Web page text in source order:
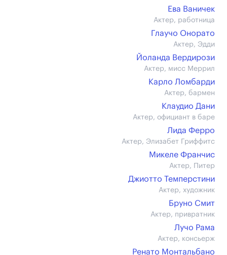
Ева Ваничек
Актер, работница
Глаучо Онорато
Актер, Эдди
Йоланда Вердирози
Актер, мисс Меррил
Карло Ломбарди
Актер, бармен
Клаудио Дани
Актер, официант в баре
Лида Ферро
Актер, Элизабет Гриффитс
Микеле Франчис
Актер, Питер
Джиотто Темперстини
Актер, художник
Бруно Смит
Актер, привратник
Лучо Рама
Актер, консьерж
Ренато Монтальбано